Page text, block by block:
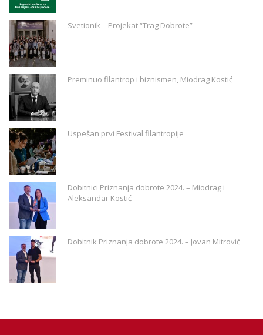
Svetionik – Projekat “Trag Dobrote”
Preminuo filantrop i biznismen, Miodrag Kostić
Uspešan prvi Festival filantropije
Dobitnici Priznanja dobrote 2024. – Miodrag i
Aleksandar Kostić
Dobitnik Priznanja dobrote 2024. – Jovan Mitrović